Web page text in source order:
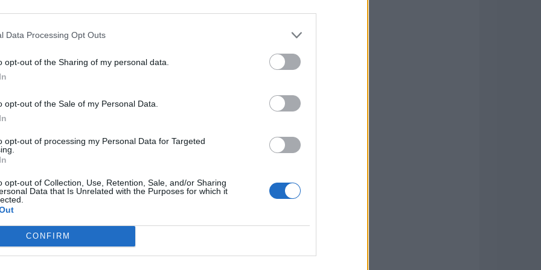
Data Processing Opt Outs
opt-out of the Sharing of my personal data.
opt-out of the Sale of my Personal Data.
opt-out of processing my Personal Data for Targeted
opt-out of Collection, Use, Retention, Sale, and/or Sharing
Data that Is Unrelated with the Purposes for which it
CONFIRM
фаза.
ПОСКАПУВАЊЕ НА СТРУЈАТА
и економски центри,
инвестиции.
на патната инфраструктура и
патишта низ целата држава, вели